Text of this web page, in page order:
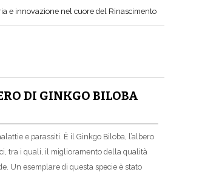
e innovazione nel cuore del Rinascimento
DI GINKGO BILOBA
e parassiti. È il Ginkgo Biloba, l’albero
tra i quali, il miglioramento della qualità
Un esemplare di questa specie è stato